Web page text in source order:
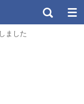
ました